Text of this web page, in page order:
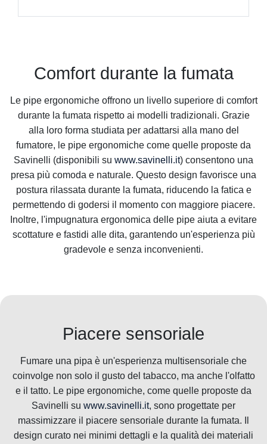
Comfort durante la fumata
Le pipe ergonomiche offrono un livello superiore di comfort
durante la fumata rispetto ai modelli tradizionali. Grazie
alla loro forma studiata per adattarsi alla mano del
fumatore, le pipe ergonomiche come quelle proposte da
Savinelli (disponibili su www.savinelli.it) consentono una
presa più comoda e naturale. Questo design favorisce una
postura rilassata durante la fumata, riducendo la fatica e
permettendo di godersi il momento con maggiore piacere.
Inoltre, l'impugnatura ergonomica delle pipe aiuta a evitare
scottature e fastidi alle dita, garantendo un'esperienza più
gradevole e senza inconvenienti.
Piacere sensoriale
Fumare una pipa è un'esperienza multisensoriale che
coinvolge non solo il gusto del tabacco, ma anche l'olfatto
e il tatto. Le pipe ergonomiche, come quelle proposte da
Savinelli su www.savinelli.it, sono progettate per
massimizzare il piacere sensoriale durante la fumata. Il
design curato nei minimi dettagli e la qualità dei materiali